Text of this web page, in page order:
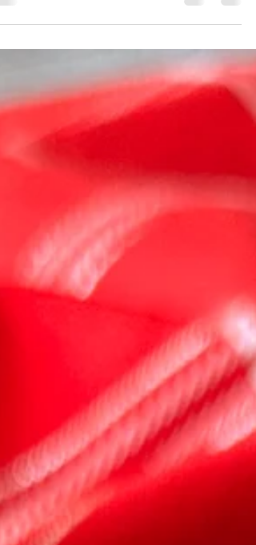
מתאבנים. בחיי. תכינו, מתאבנים. למה זה כל כך
חשוב? בארוחה גדולה, חג, או חגיגה, אירוע או
באמת, לא משנה מה, הגעת האורחים היא
בטפטופים. תמיד נוצר מצב, שמי שמגיעים
ראשונים, מחכים למי שמאחרים. תמיד נוצר
שמי שמגיעים ראשונים, מורעבים, ומחפשים לאן
אפשר לדחוף את היד, את הכפית, או אפילו
מילים שמתארות: מישהי שלא סובלת שמתעסקים
לה עם ההגשה, מעוניינת ל